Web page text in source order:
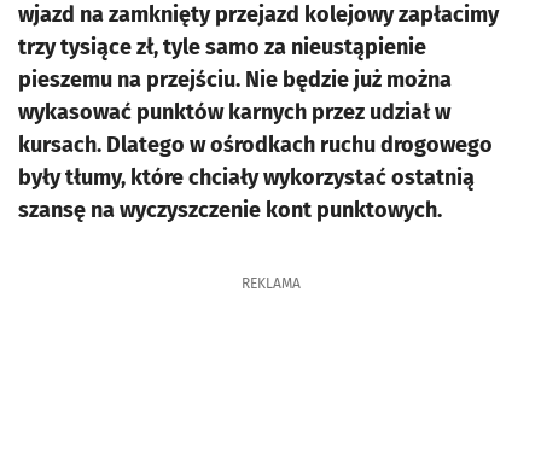
wjazd na zamknięty przejazd kolejowy zapłacimy
trzy tysiące zł, tyle samo za nieustąpienie
pieszemu na przejściu. Nie będzie już można
wykasować punktów karnych przez udział w
kursach. Dlatego w ośrodkach ruchu drogowego
były tłumy, które chciały wykorzystać ostatnią
szansę na wyczyszczenie kont punktowych.
REKLAMA